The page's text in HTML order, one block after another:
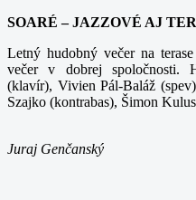
SOARÉ – JAZZOVÉ AJ
Letný hudobný večer na
večer v dobrej spoločnosti.
(klavír), Vivien Pál-Baláž
Szajko (kontrabas), Šimon
Juraj Genčanský